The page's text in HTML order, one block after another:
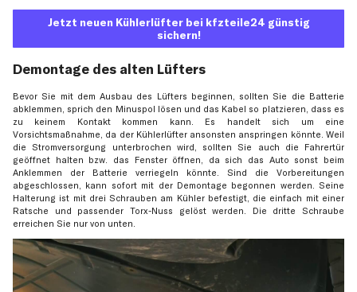
Jetzt neuen Kühlerlüfter bei kfzteile24 günstig
sichern!
Demontage des alten Lüfters
Bevor Sie mit dem Ausbau des Lüfters beginnen, sollten Sie die Batterie
abklemmen, sprich den Minuspol lösen und das Kabel so platzieren, dass es
zu keinem Kontakt kommen kann. Es handelt sich um eine
Vorsichtsmaßnahme, da der Kühlerlüfter ansonsten anspringen könnte. Weil
die Stromversorgung unterbrochen wird, sollten Sie auch die Fahrertür
geöffnet halten bzw. das Fenster öffnen, da sich das Auto sonst beim
Anklemmen der Batterie verriegeln könnte. Sind die Vorbereitungen
abgeschlossen, kann sofort mit der Demontage begonnen werden. Seine
Halterung ist mit drei Schrauben am Kühler befestigt, die einfach mit einer
Ratsche und passender Torx-Nuss gelöst werden. Die dritte Schraube
erreichen Sie nur von unten.